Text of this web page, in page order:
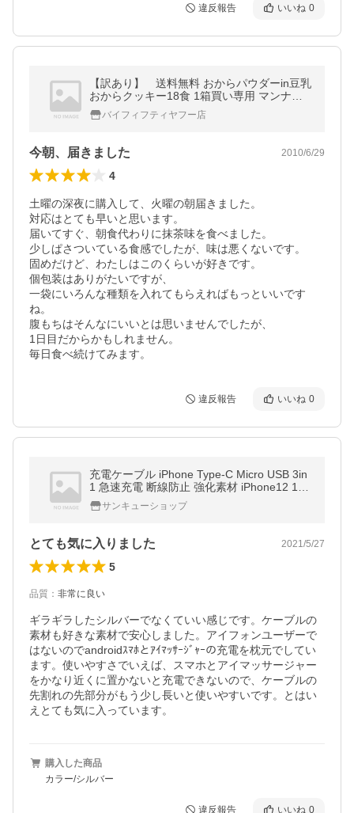
違反報告 いいね 0
【訳あり】 送料無料 おからパウダーin豆乳
おからクッキー18食 1箱買い専用 マンナン
入りバイフィフティヤフー店
今朝、届きました 2010/6/29
4
土曜の深夜に購入して、火曜の朝届きました。
対応はとても早いと思います。
届いてすぐ、朝食代わりに抹茶味を食べました。
少しぱさついている食感でしたが、味は悪くないです。
固めだけど、わたしはこのくらいが好きです。
個包装はありがたいですが、
一袋にいろんな種類を入れてもらえればもっといいです
ね。
腹もちはそんなにいいとは思いませんでしたが、
1日目だからかもしれません。
毎日食べ続けてみます。
違反報告 いいね 0
充電ケーブル iPhone Type-C Micro USB 3in
1 急速充電 断線防止 強化素材 iPhone12 11
各種 モバイルバッテリー 充電器 高耐久 3台
同時充電 2.8A 1.2ｍ
サンキューショップ
とても気に入りました 2021/5/27
5
品質 ： 非常に良い
ギラギラしたシルバーでなくていい感じです。ケーブルの
素材も好きな素材で安心しました。アイフォンユーザーで
はないのでandroidｽﾏﾎとｱｲﾏｯｻｰｼﾞｬｰの充電を枕元でしてい
ます。使いやすさでいえば、スマホとアイマッサージャー
をかなり近くに置かないと充電できないので、ケーブルの
先割れの先部分がもう少し長いと使いやすいです。とはい
えとても気に入っています。
購入した商品
カラー/シルバー
違反報告 いいね 0